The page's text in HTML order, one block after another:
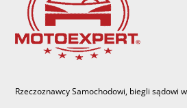
Rzeczoznawcy Samochodowi, biegli sądowi